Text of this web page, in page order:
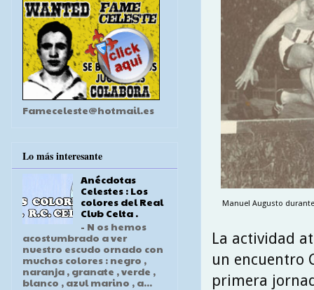
Manuel Augusto
La actividad
un encuentro
primera
Fameceleste@hotmail.es
Lo más interesante
Anécdotas
Celestes : Los
colores del Real
Club Celta .
- N os hemos
acostumbrado a ver
nuestro escudo ornado con
muchos colores : negro ,
naranja , granate , verde ,
blanco , azul marino , a...